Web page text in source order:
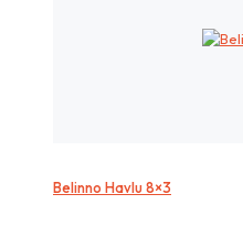
Belinno Havlu 8×3